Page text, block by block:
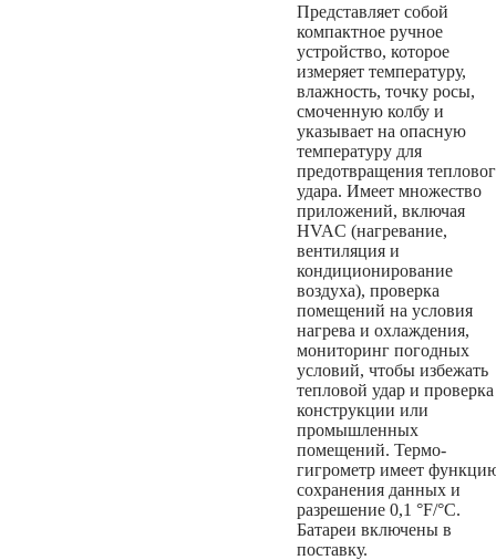
Представляет собой
компактное ручное
устройство, которое
измеряет температуру,
влажность, точку росы,
смоченную колбу и
указывает на опасную
температуру для
предотвращения
удара. Имеет множество
приложений, включая
HVAC (нагревание,
вентиляция и
кондиционирование
воздуха), проверка
помещений на условия
нагрева и охлаждения,
мониторинг погодных
условий, чтобы избежать
тепловой удар и проверка
конструкции или
промышленных
помещений. Термо-
гигрометр имеет
сохранения данных и
разрешение 0,1 °F/°C.
Батареи включены в
поставку.